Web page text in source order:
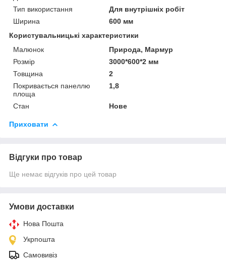
Тип використання
Для внутрішніх робіт
Ширина
600 мм
Користувальницькі характеристики
Малюнок
Природа, Мармур
Розмір
3000*600*2 мм
Товщина
2
Покривається панеллю
площа
1,8
Стан Нове
Приховати
Відгуки про товар
Ще немає відгуків про цей товар
Умови доставки
Нова Пошта
Укрпошта
Самовивіз